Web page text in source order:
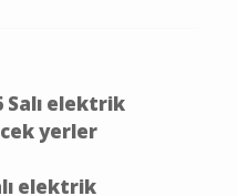
Salı elektrik
yerler
elektrik